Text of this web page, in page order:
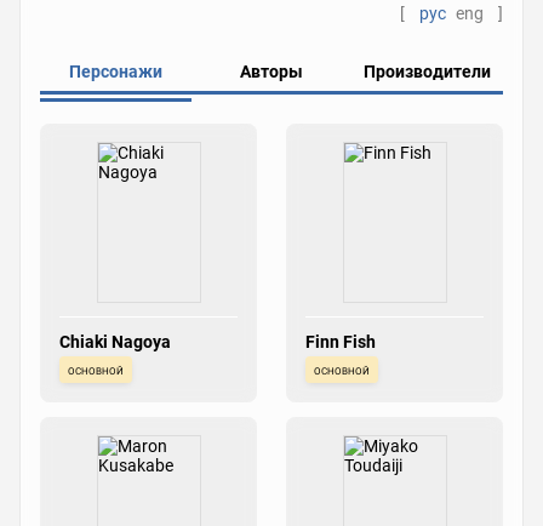
[
рус eng ]
Персонажи Авторы Производители
Chiaki Nagoya
основной
Finn Fish
основной